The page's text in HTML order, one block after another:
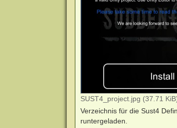
SUST4_project.jpg (37.71
Verzeichnis für die Sust4
runtergeladen.